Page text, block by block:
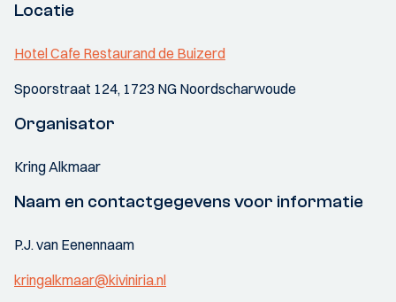
Locatie
Hotel Cafe Restaurand de Buizerd
Spoorstraat 124, 1723 NG Noordscharwoude
Organisator
Kring Alkmaar
Naam en contactgegevens voor informatie
P.J. van Eenennaam
kringalkmaar@kiviniria.nl